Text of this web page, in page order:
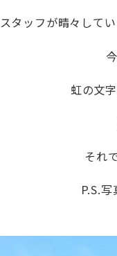
スタッフが晴々して
虹の文
それ
P.S.